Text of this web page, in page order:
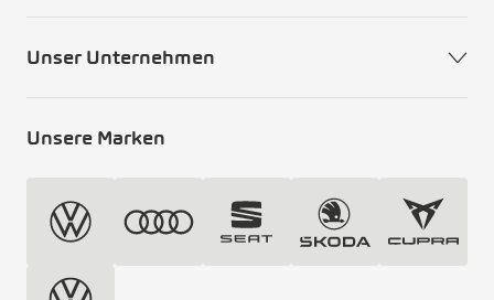
Unser Unternehmen
Unsere Marken